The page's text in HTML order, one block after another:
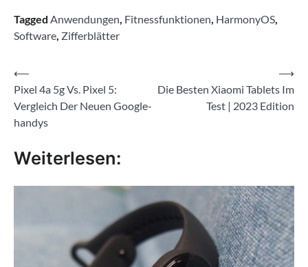
Tagged Anwendungen Fitnessfunktionen HarmonyOS
Software Zifferblätter
Beitragsnavigation
⟵
Pixel 4a 5g Vs. Pixel 5:
Vergleich Der Neuen Google-
handys
Die Besten Xiaomi Tablets Im
Test | 2023 Edition
⟶
Weiterlesen: